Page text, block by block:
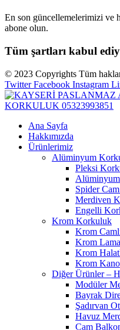
En son güncellemelerimizi ve
abone olun.
Tüm şartları kabul
© 2023 Copyrights Tüm
Twitter Facebook Instagram
Ana Sayfa
Hakkımızda
Ürünlerimiz
Alüminyum
Pleksi
Spider
Merdiven
Engelli
Krom Korkuluk
Krom
Krom
Krom
Krom
Diğer Ürünler –
Modüler
Bayrak
Şadırvan
Havuz
Cam